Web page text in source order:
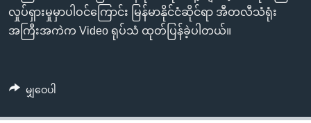
ရှာဖွေ
ရန်
ဘာသာစကားများ
လှုပ်ရှားမှုမှာပါဝင်ကြောင်း မြန်မာနိုင်ငံဆိုင်ရာ အီတလီသံရုံး
အကြီးအကဲက Video ရုပ်သံ ထုတ်ပြန်ခဲ့ပါတယ်။
မျှဝေပါ